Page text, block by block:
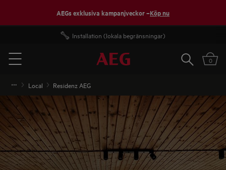
AEGs exklusiva kampanjveckor –Köp nu
Fri frakt över 1000 kr*
Menu
Sök 0
Local Residenz AEG